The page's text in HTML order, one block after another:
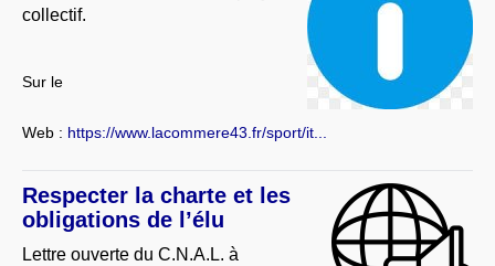
collectif.
Sur le
Web : https://www.lacommere43.fr/sport/it...
Respecter la charte et les
obligations de l’élu
Lettre ouverte du C.N.A.L. à